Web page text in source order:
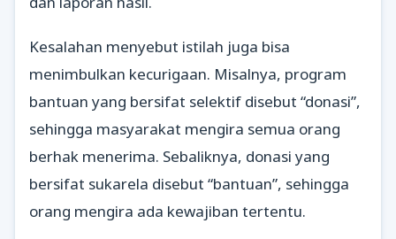
Kesalahan menyebut istilah juga bisa
menimbulkan kecurigaan. Misalnya, program
bantuan yang bersifat selektif disebut “donasi”,
sehingga masyarakat mengira semua orang
berhak menerima. Sebaliknya, donasi yang
bersifat sukarela disebut “bantuan”, sehingga
orang mengira ada kewajiban tertentu.